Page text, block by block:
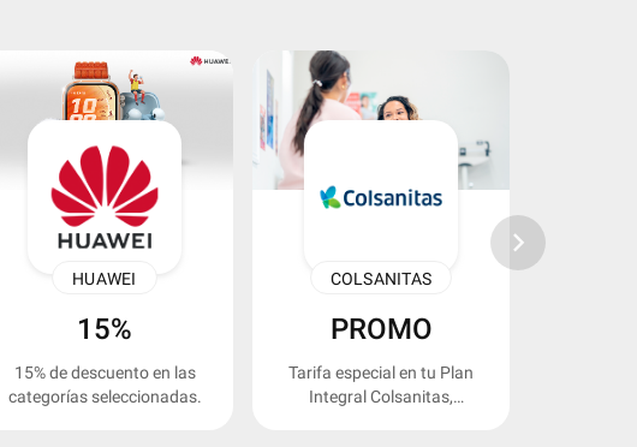
HUAWEI
15%
15% de descuento en las
categorías seleccionadas.
COLSANITAS
PROMO
Tarifa especial en tu Plan
Integral Colsanitas,
keyboard_arrow_right